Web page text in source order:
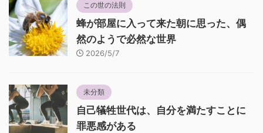
この世の法則
蜂が部屋に入って来た朝に思った、偶
然のようで必然な世界
2026/5/7
未分類
自己犠牲世代は、自分を満たすことに
罪悪感がある